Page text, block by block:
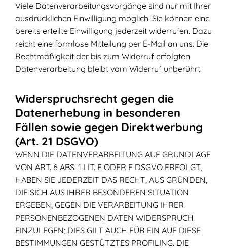
Viele Datenverarbeitungsvorgänge sind nur mit Ihrer
ausdrücklichen Einwilligung möglich. Sie können eine
bereits erteilte Einwilligung jederzeit widerrufen. Dazu
reicht eine formlose Mitteilung per E-Mail an uns. Die
Rechtmäßigkeit der bis zum Widerruf erfolgten
Datenverarbeitung bleibt vom Widerruf unberührt.
Widerspruchsrecht gegen die
Datenerhebung in besonderen
Fällen sowie gegen Direktwerbung
(Art. 21 DSGVO)
WENN DIE DATENVERARBEITUNG AUF GRUNDLAGE
VON ART. 6 ABS. 1 LIT. E ODER F DSGVO ERFOLGT,
HABEN SIE JEDERZEIT DAS RECHT, AUS GRÜNDEN,
DIE SICH AUS IHRER BESONDEREN SITUATION
ERGEBEN, GEGEN DIE VERARBEITUNG IHRER
PERSONENBEZOGENEN DATEN WIDERSPRUCH
EINZULEGEN; DIES GILT AUCH FÜR EIN AUF DIESE
BESTIMMUNGEN GESTÜTZTES PROFILING. DIE